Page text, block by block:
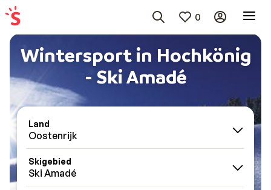
0
Wintersport in Hochkönig
- Ski Amadé
Land
Oostenrijk
Skigebied
Ski Amadé